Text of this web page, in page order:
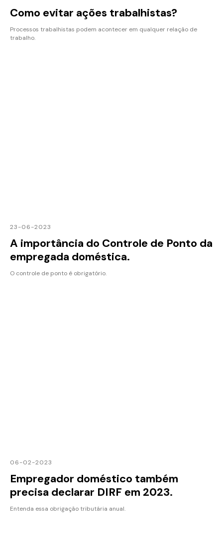
Como evitar ações trabalhistas?
Processos trabalhistas podem acontecer em qualquer relação de
trabalho.
23-06-2023
A importância do Controle de Ponto da
empregada doméstica.
O controle de ponto é obrigatório.
06-02-2023
Empregador doméstico também
precisa declarar DIRF em 2023.
Entenda essa obrigação tributária anual.